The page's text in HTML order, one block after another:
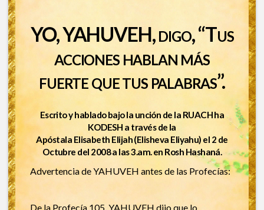
YO, YAHUVEH, digo, “Tus
acciones hablan más
fuerte que tus palabras”.
Escrito y hablado bajo la unción de la RUACH ha
KODESH a través de la
Apóstala Elisabeth Elijah (Elisheva Eliyahu) el 2 de
Octubre del 2008 a las 3.am. en Rosh Hashaná.
Advertencia de YAHUVEH antes de las Profecías:
De la Profecía 105, YAHUVEH dijo que lo